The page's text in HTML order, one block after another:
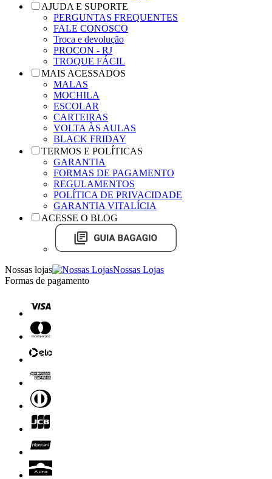
AJUDA E SUPORTE
PERGUNTAS FREQUENTES
FALE CONOSCO
Troca e devolução
PROCON - RJ
TROQUE FÁCIL
MAIS ACESSADOS
MALAS
MOCHILA
ESCOLAR
CARTEIRAS
VOLTA ÀS AULAS
BLACK FRIDAY
TERMOS E POLÍTICAS
GARANTIA
FORMAS DE PAGAMENTO
REGULAMENTOS
POLÍTICA DE PRIVACIDADE
GARANTIA VITALÍCIA
ACESSE O BLOG
Nossas lojas
Nossas Lojas
Formas de pagamento